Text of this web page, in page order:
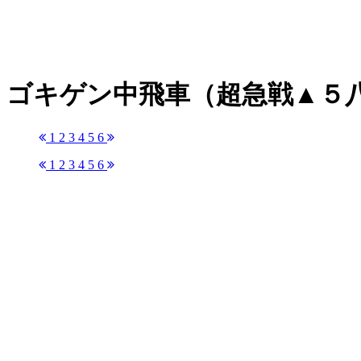
ゴキゲン中飛車（超急戦▲５
1 2 3 4 5 6
1 2 3 4 5 6